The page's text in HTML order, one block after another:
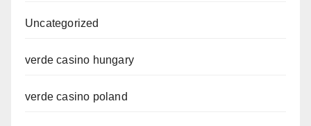
Uncategorized
verde casino hungary
verde casino poland